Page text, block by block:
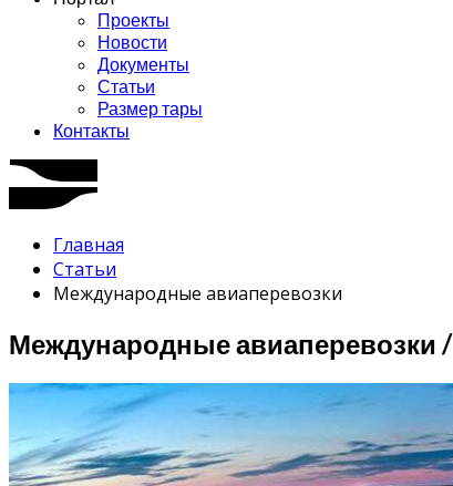
Проекты
Новости
Документы
Статьи
Размер тары
Контакты
Главная
Статьи
Международные авиаперевозки
Международные авиаперевозки /